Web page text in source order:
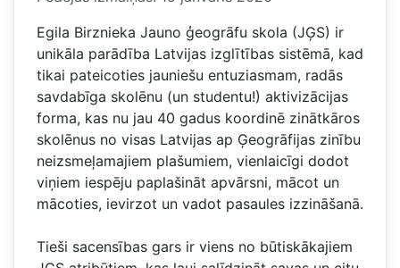
Egila Birznieka Jauno ģeogrāfu skola (JĢS) ir
unikāla parādība Latvijas izglītības sistēmā, kad
tikai pateicoties jauniešu entuziasmam, radās
savdabīga skolēnu (un studentu!) aktivizācijas
forma, kas nu jau 40 gadus koordinē zinātkāros
skolēnus no visas Latvijas ap Ģeogrāfijas zinību
neizsmeļamajiem plašumiem, vienlaicīgi dodot
viņiem iespēju paplašināt apvārsni, mācot un
mācoties, ievirzot un vadot pasaules izzināšanā.
Tieši sacensības gars ir viens no būtiskākajiem